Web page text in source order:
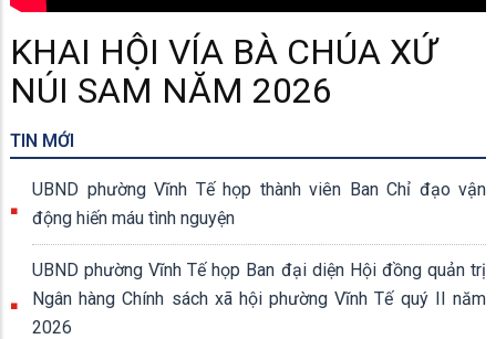
KHAI HỘI VÍA BÀ CHÚA XỨ
NÚI SAM NĂM 2026
TIN MỚI
UBND phường Vĩnh Tế họp thành viên Ban Chỉ đạo vận
động hiến máu tình nguyện
UBND phường Vĩnh Tế họp Ban đại diện Hội đồng quản trị
Ngân hàng Chính sách xã hội phường Vĩnh Tế quý II năm
2026